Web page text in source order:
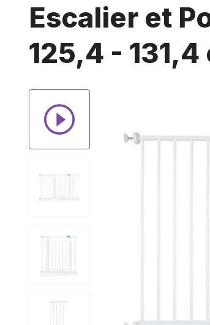
Escalier et
125,4 - 131,4